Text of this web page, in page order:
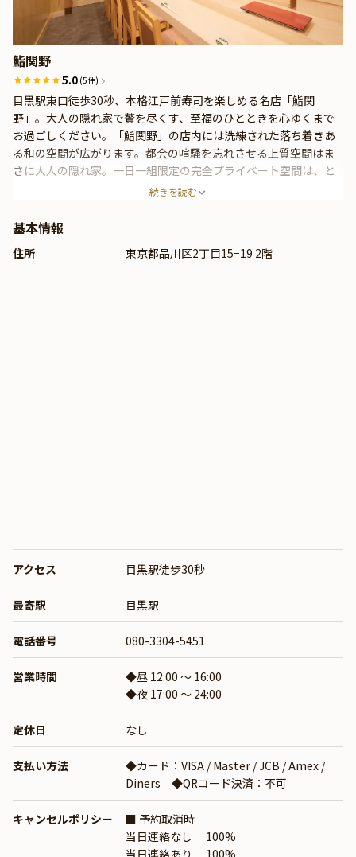
鮨関野
5.0 (5件)
目黒駅東口徒歩30秒、本格江戸前寿司を楽しめる名店「鮨関
野」。大人の隠れ家で贅を尽くす、至福のひとときを心ゆくまで
お過ごしください。「鮨関野」の店内には洗練された落ち着きあ
る和の空間が広がります。都会の喧騒を忘れさせる上質空間はま
さに大人の隠れ家。一日一組限定の完全プライベート空間は、と
っておきの記念日や、ご家族様と集うお祝いシーン、大切なゲス
ター席では研鑽を積んだ職人の手捌きを間近に感じながらお食事
高の逸品が一口ごとに感動をもたらし、記憶に残る感動の食体験
続きを読む
基本情報
住所 東京都品川区2丁目15−19 2階
アクセス 目黒駅徒歩30秒
最寄駅 目黒駅
電話番号 080-3304-5451
営業時間
◆昼 12:00 ～ 16:00
◆夜 17:00 ～ 24:00
定休日 なし
支払い方法
◆カード：VISA / Master / JCB / Amex /
Diners ◆QRコード決済：不可
キャンセルポリシー
■ 予約取消時
当日連絡なし 100%